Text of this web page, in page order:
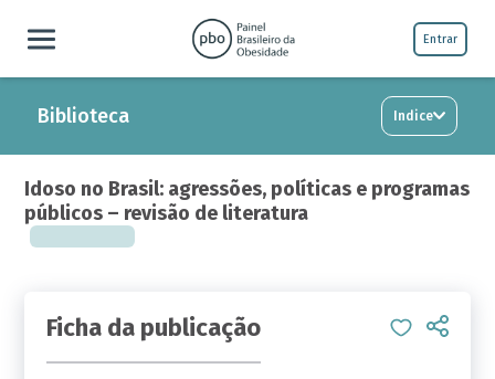
Entrar
Biblioteca Indice
Idoso no Brasil: agressões, políticas e programas
públicos – revisão de literatura
Ficha da publicação